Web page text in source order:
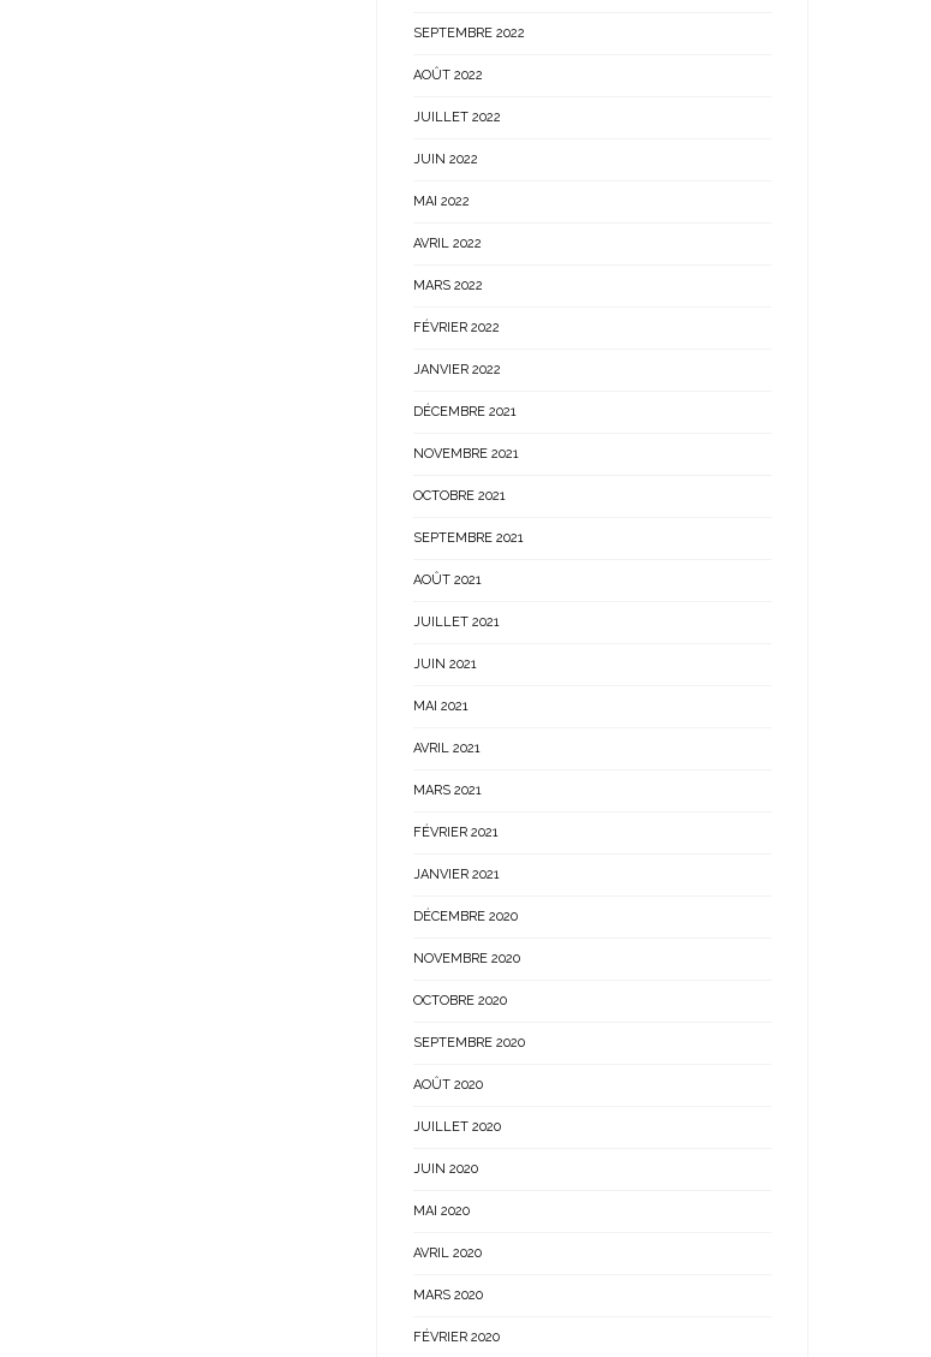
SEPTEMBRE 2022
AOÛT 2022
JUILLET 2022
JUIN 2022
MAI 2022
AVRIL 2022
MARS 2022
FÉVRIER 2022
JANVIER 2022
DÉCEMBRE 2021
NOVEMBRE 2021
OCTOBRE 2021
SEPTEMBRE 2021
AOÛT 2021
JUILLET 2021
JUIN 2021
MAI 2021
AVRIL 2021
MARS 2021
FÉVRIER 2021
JANVIER 2021
DÉCEMBRE 2020
NOVEMBRE 2020
OCTOBRE 2020
SEPTEMBRE 2020
AOÛT 2020
JUILLET 2020
JUIN 2020
MAI 2020
AVRIL 2020
MARS 2020
FÉVRIER 2020